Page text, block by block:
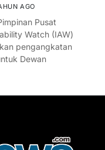
AGO
Pusat
Watch (IAW)
pengangkatan
Dewan